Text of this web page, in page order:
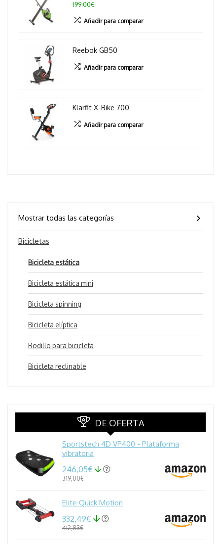
199.00€
Añadir para comparar
Reebok GB50
Añadir para comparar
Klarfit X-Bike 700
Añadir para comparar
Mostrar todas las categorías
Bicicletas
Bicicleta estática
Bicicleta estática mini
Bicicleta spinning
Bicicleta elíptica
Rodillo para bicicleta
Bicicleta reclinable
DE OFERTA
Sportstech 4D VP400 - Plataforma
vibratoria
246,05€
319,00€
Elite Quick Motion
332,49€
412,83€